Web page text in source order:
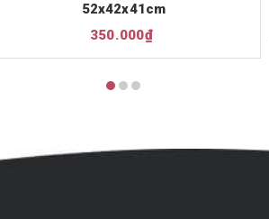
52x42x41cm
350.000₫